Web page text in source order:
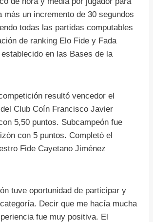
más un incremento de 30 segundos
todas las partidas computables
de ranking Elo Fide y Fada
en las Bases de la
resultó vencedor el
Club Coín Francisco Javier
5,50 puntos. Subcampeón fue
con 5 puntos. Completó el
Fide Cayetano Jiménez
tuve oportunidad de participar y
Decir que me hacía mucha
fue muy positiva. El